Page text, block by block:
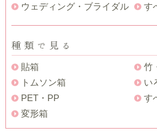
ウェディング・ブライダル
す
貼箱
トムソン箱
PET・PP
変形箱
竹
い
す